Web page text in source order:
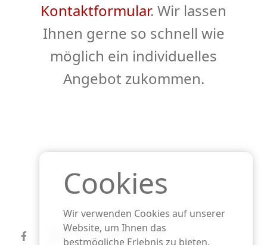
Kontaktformular. Wir lassen
Ihnen gerne so schnell wie
möglich ein individuelles
Angebot zukommen.
Cookies
Wir verwenden Cookies auf unserer
Website, um Ihnen das
bestmögliche Erlebnis zu bieten.